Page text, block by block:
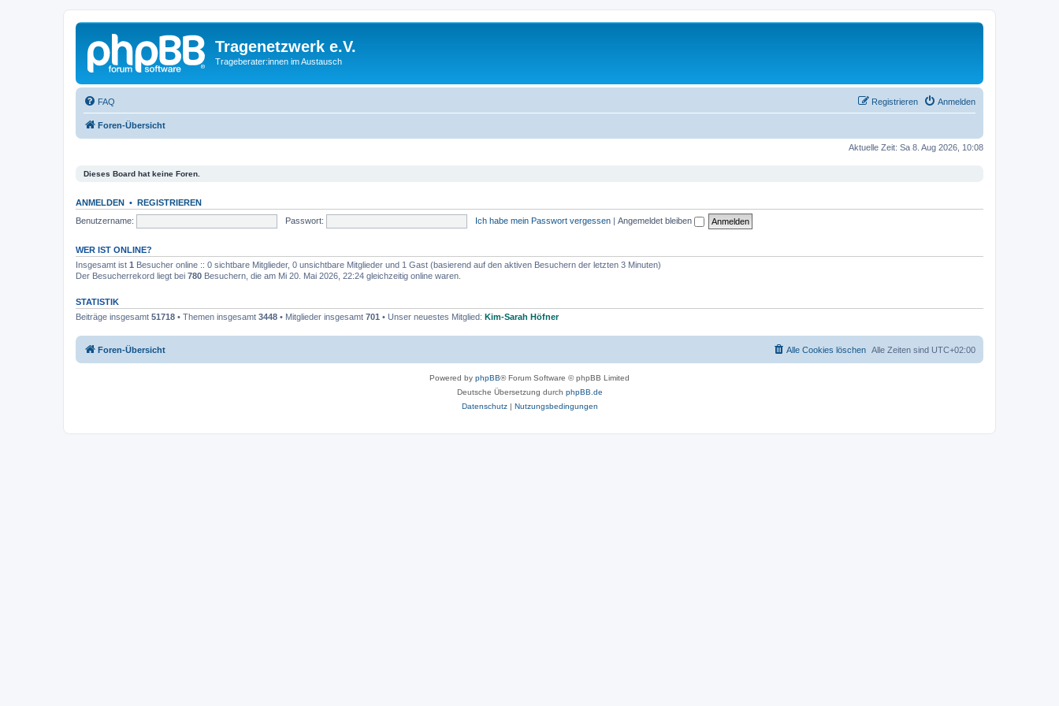
Tragenetzwerk e.V.
Trageberater:innen im Austausch
FAQ Anmelden
Registrieren
Foren-Übersicht
Aktuelle Zeit: Sa 8. Aug 2026, 10:08
Dieses Board hat keine Foren.
ANMELDEN • REGISTRIEREN
Benutzername:
Passwort: Ich habe mein Passwort vergessen | Angemeldet bleiben
WER IST ONLINE?
Insgesamt ist 1 Besucher online :: 0 sichtbare Mitglieder, 0 unsichtbare Mitglieder und 1 Gast (basierend auf den aktiven Besuchern der letzten 3 Minuten)
Der Besucherrekord liegt bei 780 Besuchern, die am Mi 20. Mai 2026, 22:24 gleichzeitig online waren.
STATISTIK
Beiträge insgesamt 51718 • Themen insgesamt 3448 • Mitglieder insgesamt 701 • Unser neuestes Mitglied: Kim-Sarah Höfner
Foren-Übersicht Alle Zeiten sind UTC+02:00
Alle Cookies löschen
Powered by phpBB® Forum Software © phpBB Limited
Deutsche Übersetzung durch phpBB.de
Datenschutz| Nutzungsbedingungen